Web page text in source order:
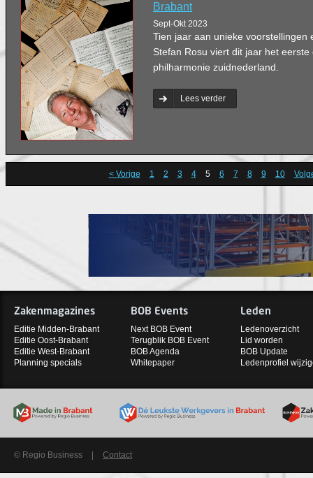
Brabant
Sept-Okt 2023
Tien jaar aan unieke voorstellingen
Stefan Rosu viert dit jaar het
philharmonie zuidnederland.
Lees verder
< Vorige 1 2 3 4 5 6 7 8 9 10
Zakenmagazines
Editie Midden-Brabant
Editie Oost-Brabant
Editie West-Brabant
Planning specials
BOB Events
Next BOB Event
Terugblik BOB Event
BOB Agenda
Whitepaper
Leden
Ledenoverzicht
Lid worden
BOB Update
Ledenprofiel
© Regio Business Contact